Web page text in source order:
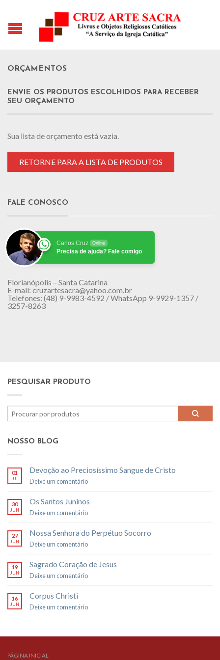
ORÇAMENTOS
ENVIE OS PRODUTOS ESCOLHIDOS PARA RECEBER
SEU ORÇAMENTO
Sua lista de orçamento está vazia.
RETORNE PARA A LISTA DE PRODUTOS
FALE CONOSCO
Carlos Cruz Online
Precisa de ajuda? Fale comigo
Florianópolis – Santa Catarina
E-mail: cruzartesacra@yahoo.com.br
Telefones: (48) 9-9983-4592 / WhatsApp 9-9929-1357 /
3257-8263
PESQUISAR PRODUTO
NOSSO BLOG
01
JUL
Devoção ao Preciosíssimo Sangue de Cristo
Deixe um comentário
30
JUN
Os Santos Juninos
Deixe um comentário
27
JUN
Nossa Senhora do Perpétuo Socorro
Deixe um comentário
19
JUN
Sagrado Coração de Jesus
Deixe um comentário
16
JUN
Corpus Christi
Deixe um comentário
PÁGINA INICIAL